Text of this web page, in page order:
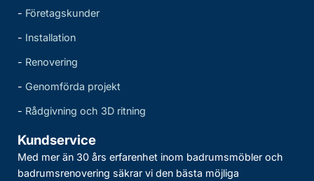
- Företagskunder
- Installation
- Renovering
- Genomförda projekt
- Rådgivning och 3D ritning
Kundservice
Med mer än 30 års erfarenhet inom badrumsmöbler och
badrumsrenovering säkrar vi den bästa möjliga